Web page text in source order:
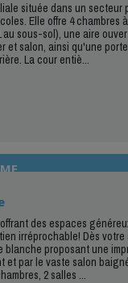
située dans un secteur
Elle offre 4 chambres
sous-sol), une aire
et salon, ainsi qu'une
La cour entiè...
des espaces
irréprochable! Dès votre
blanche proposant une
et par le vaste salon
2 salles ...